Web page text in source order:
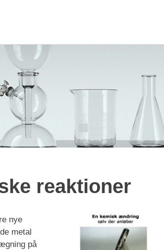
reaktioner
nye
metal
på